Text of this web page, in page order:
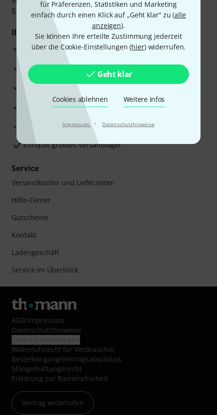
für Präferenzen, Statistiken und Marketing
einfach durch einen Klick auf „Geht klar“ zu (alle
anzeigen).
Sie können Ihre erteilte Zustimmung jederzeit
über die Cookie-Einstellungen (hier) widerrufen.
Geht klar
Cookies ablehnen Weitere Infos
Impressum · Datenschutzhinweise
Klarna Ratenzahlungoder Kreditkarte.
Ihre Vorteile
3 Jahre Thomann Garantie
30 Tage Money-Back-Garantie
Reparaturservice
Beratung durch Fachexperten
Zufriedenheitsgarantie
Europas größtes Versandlager
Service
Versandkosten und Lieferzeiten
Hilfe-Center
Gutscheine
Kontakt
Ladengeschäft
Service im Überblick
AGB/Impressum
Datenschutzhinweise
Widerrufsrecht für Verbraucher
Bestellvorgang/Vertragsabschluss
Mängelhaftungsrecht
Erklärung zur Barrierefreiheit
Vertrag widerrufen